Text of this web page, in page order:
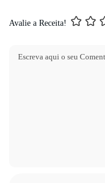
Avalie a Receita!